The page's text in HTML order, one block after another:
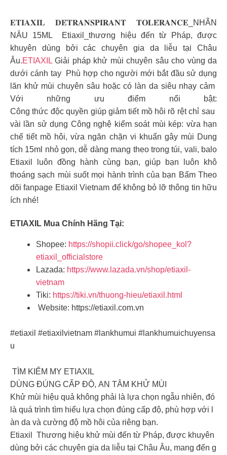
𝐄𝐓𝐈𝐀𝐗𝐈𝐋 𝐃𝐄́𝐓𝐑𝐀𝐍𝐒𝐏𝐈𝐑𝐀𝐍𝐓 𝐓𝐎𝐋𝐄́𝐑𝐀𝐍𝐂𝐄_NHÃN
NÂU 15ML Etiaxil_thương hiệu đến từ Pháp, được
khuyên dùng bởi các chuyên gia da liễu tại Châu
Âu.ETIAXIL Giải pháp khử mùi chuyên sâu cho vùng da
dưới cánh tay Phù hợp cho người mới bắt đầu sử dụng
lăn khử mùi chuyên sâu hoặc có làn da siêu nhạy cảm
Với những ưu điểm nổi bật:
Công thức độc quyền giúp giảm tiết mồ hôi rõ rệt chỉ sau
vài lần sử dụng Công nghệ kiểm soát mùi kép: vừa hạn
chế tiết mồ hôi, vừa ngăn chặn vi khuẩn gây mùi Dung
tích 15ml nhỏ gọn, dễ dàng mang theo trong túi, vali, balo
Etiaxil luôn đồng hành cùng bạn, giúp bạn luôn khô
thoáng sạch mùi suốt mọi hành trình của bạn Bấm Theo
dõi fanpage Etiaxil Vietnam để không bỏ lỡ thông tin hữu
ích nhé!
ETIAXIL Mua Chính Hãng Tại:
Shopee: https://shopii.click/go/shopee_kol?
etiaxil_officialstore
Lazada: https://www.lazada.vn/shop/etiaxil-
vietnam
Tiki: https://tiki.vn/thuong-hieu/etiaxil.html
Website: https://etiaxil.com.vn️
#etiaxil #etiaxilvietnam #lankhumui #lankhumuichuyensa
u
TÌM KIẾM MY ETIAXIL
DÙNG ĐÚNG CẤP ĐỘ, AN TÂM KHỬ MÙI
Khử mùi hiệu quả không phải là lựa chọn ngẫu nhiên, đó
là quá trình tìm hiểu lựa chọn đúng cấp độ, phù hợp với l
àn da và cường độ mồ hôi của riêng bạn.
Etiaxil Thương hiệu khử mùi đến từ Pháp, được khuyên
dùng bởi các chuyên gia da liễu tại Châu Âu, mang đến g